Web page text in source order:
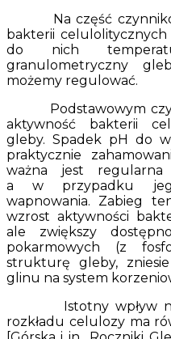
Na część
bakterii celulolitycznych
do nich
granulometryczny
możemy regulować.
Podstawowym
aktywność bakterii
gleby. Spadek pH do
praktycznie
ważna jest
a w przypadku
wapnowania. Zabieg
wzrost aktywności
ale zwiększy
pokarmowych (z
strukturę gleby,
glinu na system
Istotny wpływ na
rozkładu celulozy ma